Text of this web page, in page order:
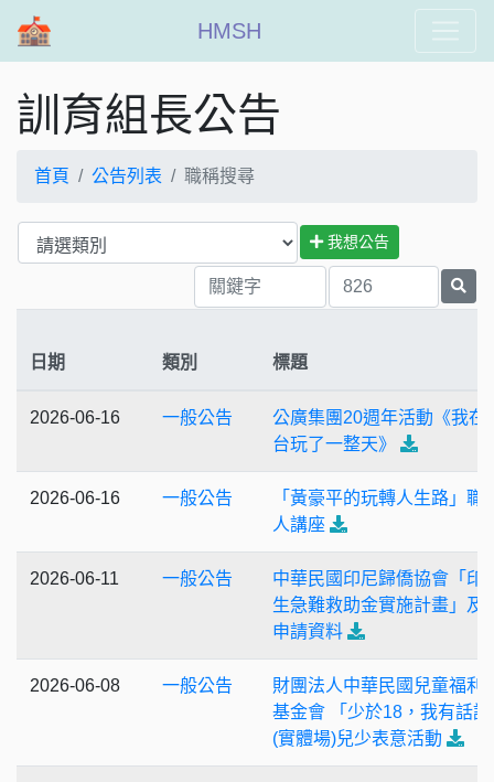
HMSH
訓育組長公告
首頁 公告列表 職稱搜尋
我想公告
日期 類別 標題
2026-06-16 一般公告
公廣集團20週年活動《我在
台玩了一整天》
2026-06-16 一般公告
「黃豪平的玩轉人生路」職
人講座
2026-06-11 一般公告
中華民國印尼歸僑協會「印
生急難救助金實施計畫」及
申請資料
2026-06-08 一般公告
財團法人中華民國兒童福利
基金會 「少於18，我有話說
(實體場)兒少表意活動